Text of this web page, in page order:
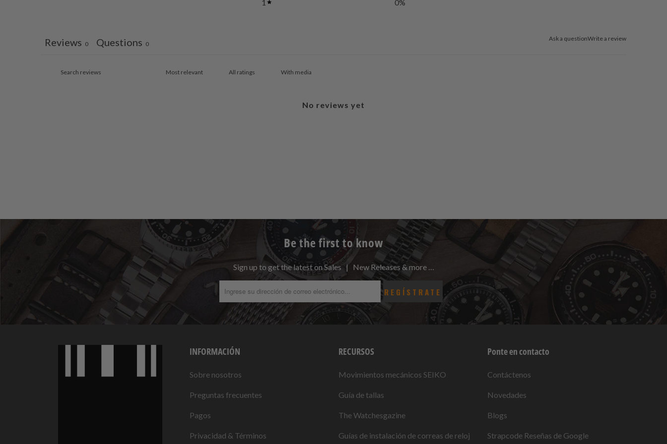
1
0%
Ask a questionWrite a review
Reviews 0 Questions 0
With media
No reviews yet
Be the first to know
Sign up to get the latest on Sales | New Releases & more …
INFORMACIÓN
Sobre nosotros
Preguntas frecuentes
Pagos
Privacidad & Términos
RECURSOS
Movimientos mecánicos SEIKO
Guía de tallas
The Watchesgazine
Guías de instalación de correas de reloj
Ponte en contacto
Contáctenos
Novedades
Blogs
Strapcode Reseñas de Google